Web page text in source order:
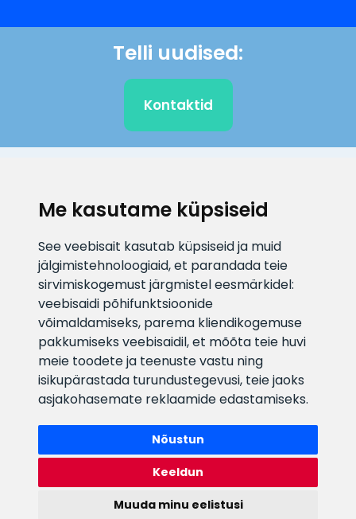
Me kasutame küpsiseid
See veebisait kasutab küpsiseid ja muid
jälgimistehnoloogiaid, et parandada teie
sirvimiskogemust järgmistel eesmärkidel:
veebisaidi põhifunktsioonide
võimaldamiseks, parema kliendikogemuse
pakkumiseks veebisaidil,et mõõta teie huvi
meie toodete ja teenuste vastu ning
isikupärastada turundustegevusi, teie jaoks
asjakohasemate reklaamide edastamiseks.
Nõustun
Keeldun
Muuda minu eelistusi
Telli uudised:
Kontaktid
info@veefiltrid.ee
Infotelefon
+372 58862212
Vaata tööaegu
Reti tee 11, Peetri, 75312 Harju
maakond, Estonia
Watex Shop © 2026. Kõik õigused kaitstud